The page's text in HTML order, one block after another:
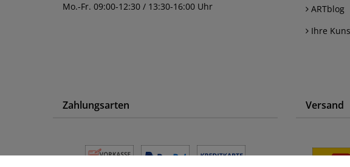
Mo.-Fr. 09:00-12:30 / 13:30-16:00 Uhr
ARTblog
Ihre
Zahlungsarten Versand